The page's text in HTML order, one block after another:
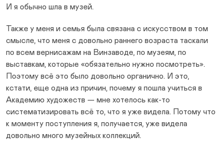
И я обычно шла в музей.
Также у меня и семья была связана с искусством в том
смысле, что меня с довольно раннего возраста таскали
по всем вернисажам на Винзаводе, по музеям, по
выставкам, которые «обязательно нужно посмотреть».
Поэтому всё это было довольно органично. И это,
кстати, еще одна из причин, почему я пошла учиться в
Академию художеств — мне хотелось как-то
систематизировать всё то, что я уже видела. Потому что
к моменту поступления я, получается, уже видела
довольно много музейных коллекций.